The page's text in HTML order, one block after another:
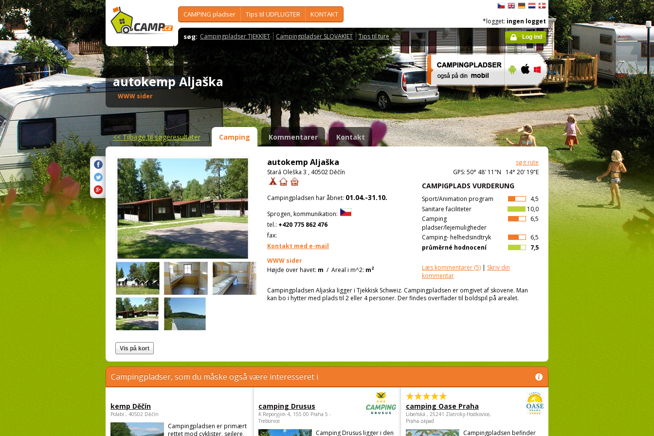
CAMPING pladser Tips til UDFLUGTER KONTAKT
søg: Campingpladser TJEKKIET Campingpladser SLOVAKIET Tips til ture
*logget: ingen logget
Log ind
autokemp Aljaška
WWW sider
<<Tilbage til søgeresultater Camping Kommentarer Kontakt
autokemp Aljaška
søg rute
Stará Oleška 3 , 40502 Děčín
GPS: 50° 48' 11"N 14° 20' 19"E
CAMPIGPLADS VURDERUNG
4,5
Sport/Animation program
10,0
Sanitare faciliteter
6,5
Camping
pladser/lejemuligheder
6,5
Camping- helhedsindtryk
7,5
průměrné hodnocení
Læs kommentarer (5) | Skriv din
kommentar
Campingpladsen har åbnet: 01.04.-31.10.
Sprogen, kommunikation:
tel.: +420 775 862 476
fax:
Kontakt med e-mail
WWW sider
Højde over havet: m / Areal i m^2: m2
Campingpladsen Aljaska ligger i Tjekkisk Schweiz. Campingpladsen er omgivet af skovene. Man
kan bo i hytter med plads til 2 eller 4 personer. Der findes overflader til boldspil på arealet.
Campingpladser, som du måske også være interesseret i
kemp Děčín
Polabí , 40502 Děčín
Campingpladsen er primært
rettet mod cyklister, sejlere,
camping Drusus
K Reporyjim 4, 155 00 Praha 5 -
Trebonice
Camping Drusus ligger i den
camping Oase Praha
Libeňská , 25241 Zlatníky-Hodkovice,
Praha-západ
Campingpladsen befinder